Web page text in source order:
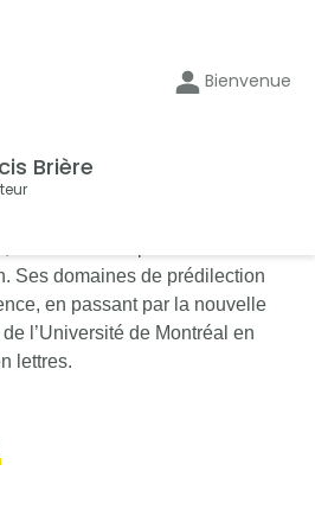
Bienvenue
Brière
Francis Brière possède une vaste
Ses domaines de prédilection
en passant par la nouvelle
l’Université de Montréal en
lettres.